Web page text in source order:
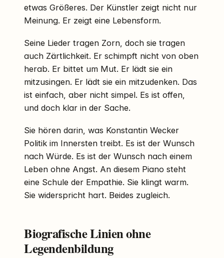
etwas Größeres. Der Künstler zeigt nicht nur
Meinung. Er zeigt eine Lebensform.
Seine Lieder tragen Zorn, doch sie tragen
auch Zärtlichkeit. Er schimpft nicht von oben
herab. Er bittet um Mut. Er lädt sie ein
mitzusingen. Er lädt sie ein mitzudenken. Das
ist einfach, aber nicht simpel. Es ist offen,
und doch klar in der Sache.
Sie hören darin, was Konstantin Wecker
Politik im Innersten treibt. Es ist der Wunsch
nach Würde. Es ist der Wunsch nach einem
Leben ohne Angst. An diesem Piano steht
eine Schule der Empathie. Sie klingt warm.
Sie widerspricht hart. Beides zugleich.
Biografische Linien ohne
Legendenbildung